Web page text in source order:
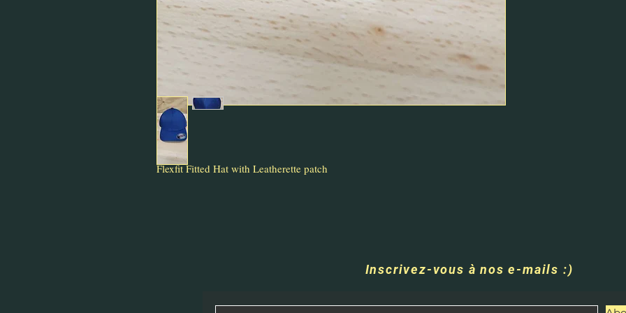
Flexfit Fitted Hat with Leatherette patch
Inscrivez-vous à nos e-mails :)